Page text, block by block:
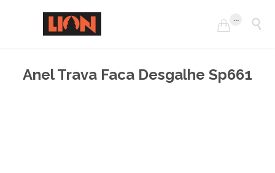

... 
Anel Trava Faca Desgalhe Sp661